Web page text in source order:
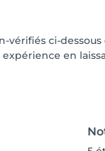
vérifiés ci-
en